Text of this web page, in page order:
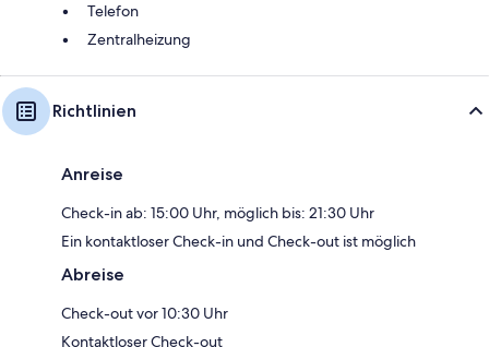
Telefon
Zentralheizung
Richtlinien
Anreise
Check-in ab: 15:00 Uhr, möglich bis: 21:30 Uhr
Ein kontaktloser Check-in und Check-out ist möglich
Abreise
Check-out vor 10:30 Uhr
Kontaktloser Check-out